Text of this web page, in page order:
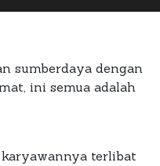
sumberdaya dengan
ini semua adalah
terlibat